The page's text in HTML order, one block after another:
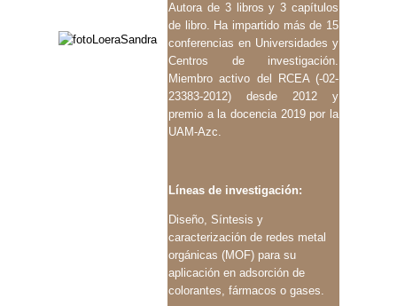
Autora de 3 libros y 3 capítulos
de libro. Ha impartido más de 15
conferencias en Universidades y
Centros de investigación.
Miembro activo del RCEA (-02-
23383-2012) desde 2012 y
premio a la docencia 2019 por la
UAM-Azc.
Líneas de investigación:
Diseño, Síntesis y
caracterización de redes metal
orgánicas (MOF) para su
aplicación en adsorción de
colorantes, fármacos o gases.